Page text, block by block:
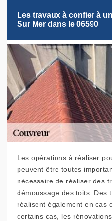
Les travaux à confier à
Sur Mer dans le 06590
Les opérations à réaliser
peuvent être toutes
nécessaire de réaliser des
démoussage des toits. Des
réalisent également en cas
certains cas, les